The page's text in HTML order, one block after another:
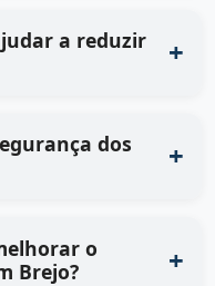
a reduzir
dos
o
Brejo?